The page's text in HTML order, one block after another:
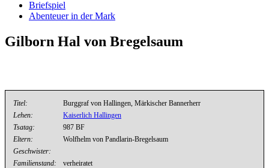
Briefspiel
Abenteuer in der Mark
Gilborn Hal von Bregelsaum
Titel:
Burggraf von Hallingen, Märkischer Bannerherr
Lehen:
Kaiserlich Hallingen
Tsatag:
987 BF
Eltern:
Wolfhelm von Pandlarin-Bregelsaum
Geschwister:
Familienstand:
verheiratet